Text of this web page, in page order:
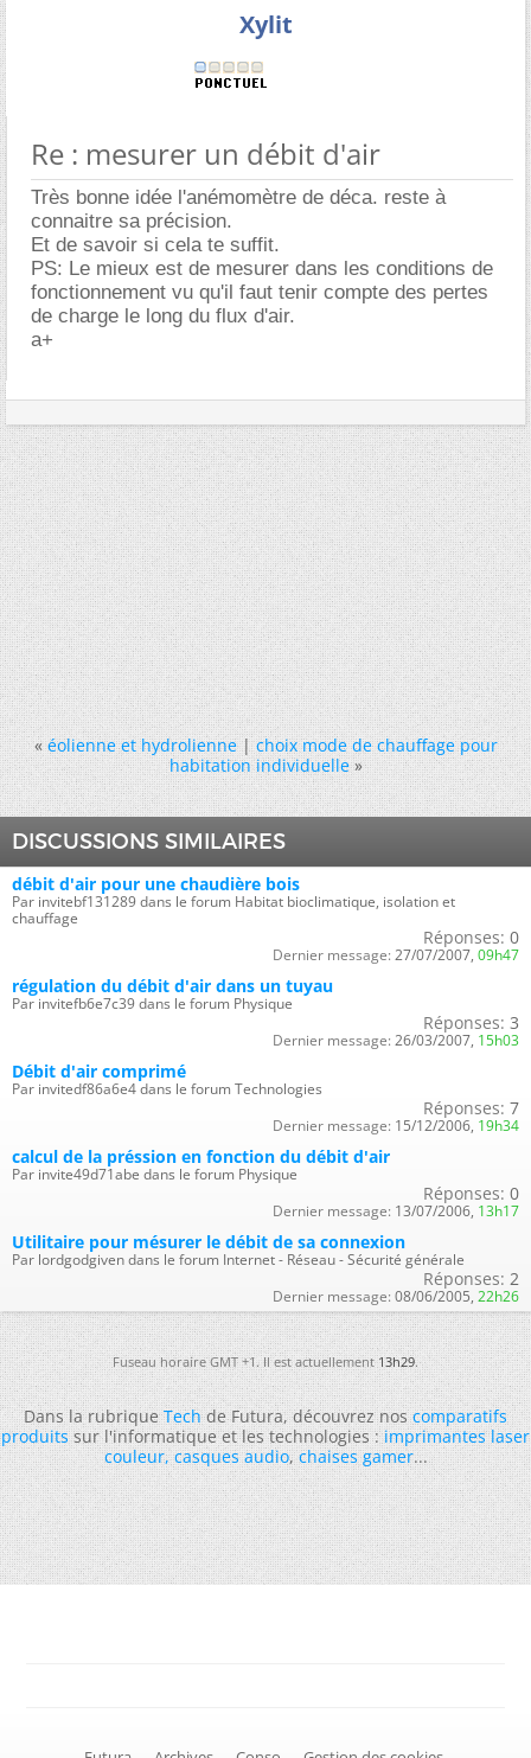
Xylit
Re : mesurer un débit d'air
Très bonne idée l'anémomètre de déca. reste à
connaitre sa précision.
Et de savoir si cela te suffit.
PS: Le mieux est de mesurer dans les conditions de
fonctionnement vu qu'il faut tenir compte des pertes
de charge le long du flux d'air.
a+
« éolienne et hydrolienne|choix mode de chauffage pour
habitation individuelle »
DISCUSSIONS SIMILAIRES
débit d'air pour une chaudière bois
Par invitebf131289 dans le forum Habitat bioclimatique, isolation et
chauffage
Réponses: 0
Dernier message: 27/07/2007, 09h47
régulation du débit d'air dans un tuyau
Par invitefb6e7c39 dans le forum Physique
Réponses: 3
Dernier message: 26/03/2007, 15h03
Débit d'air comprimé
Par invitedf86a6e4 dans le forum Technologies
Réponses: 7
Dernier message: 15/12/2006, 19h34
calcul de la préssion en fonction du débit d'air
Par invite49d71abe dans le forum Physique
Réponses: 0
Dernier message: 13/07/2006, 13h17
Utilitaire pour mésurer le débit de sa connexion
Par lordgodgiven dans le forum Internet - Réseau - Sécurité générale
Réponses: 2
Dernier message: 08/06/2005, 22h26
Fuseau horaire GMT +1. Il est actuellement13h29.
Dans la rubriqueTechde Futura, découvrez noscomparatifs
produitssur l'informatique et les technologies :imprimantes laser
couleur,casques audio,chaises gamer...